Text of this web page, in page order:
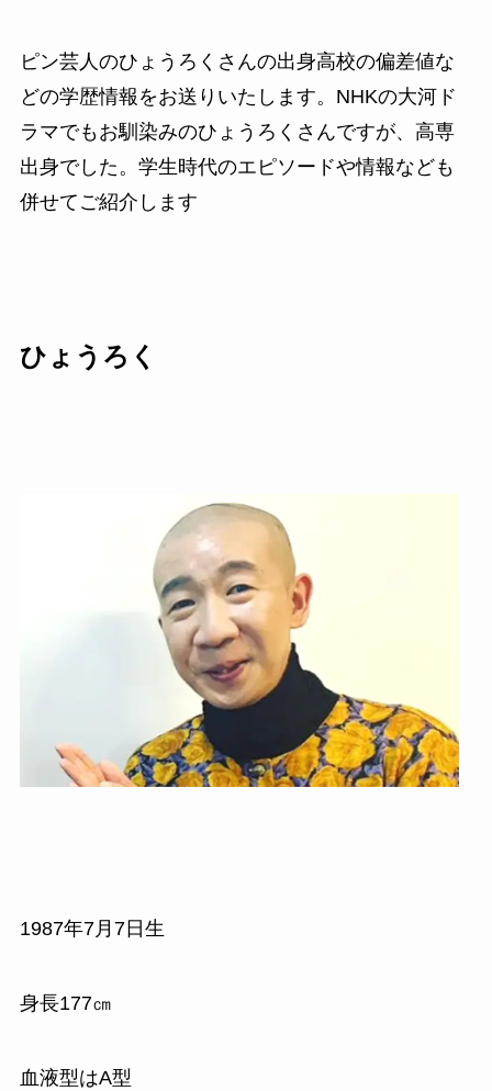
ピン芸人のひょうろくさんの出身高校の偏差値な
どの学歴情報をお送りいたします。NHKの大河ド
ラマでもお馴染みのひょうろくさんですが、高専
出身でした。学生時代のエピソードや情報なども
併せてご紹介します
ひょうろく
1987年7月7日生
身長177㎝
血液型はA型